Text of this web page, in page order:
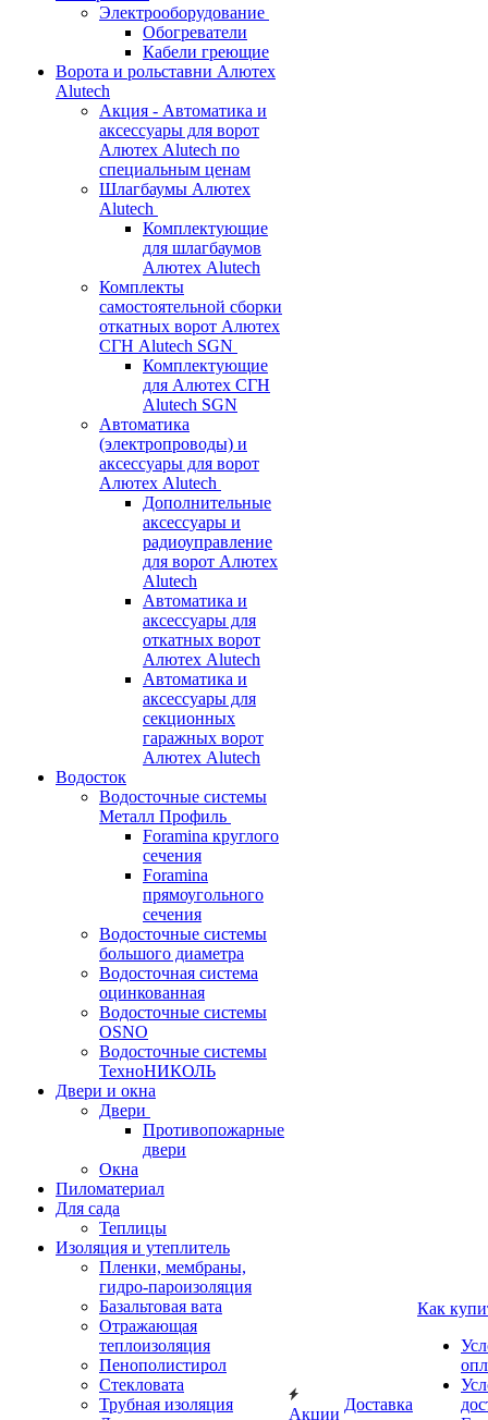
Электрооборудование
Обогреватели
Кабели греющие
Ворота и рольставни Алютех
Alutech
Акция - Автоматика и
аксессуары для ворот
Алютех Alutech по
специальным ценам
Шлагбаумы Алютех
Alutech
Комплектующие
для шлагбаумов
Алютех Alutech
Комплекты
самостоятельной сборки
откатных ворот Алютех
СГН Alutech SGN
Комплектующие
для Алютех СГН
Alutech SGN
Автоматика
(электропроводы) и
аксессуары для ворот
Алютех Alutech
Дополнительные
аксессуары и
радиоуправление
для ворот Алютех
Alutech
Автоматика и
аксессуары для
откатных ворот
Алютех Alutech
Автоматика и
аксессуары для
секционных
гаражных ворот
Алютех Alutech
Водосток
Водосточные системы
Металл Профиль
Foramina круглого
сечения
Foramina
прямоугольного
сечения
Водосточные системы
большого диаметра
Водосточная система
оцинкованная
Водосточные системы
OSNO
Водосточные системы
ТехноНИКОЛЬ
Двери и окна
Двери
Противопожарные
двери
Окна
Пиломатериал
Для сада
Теплицы
Изоляция и утеплитель
Пленки, мембраны,
гидро-пароизоляция
Базальтовая вата
Отражающая
теплоизоляция
Пенополистирол
Стекловата
Трубная изоляция
Акции
Доставка
Как